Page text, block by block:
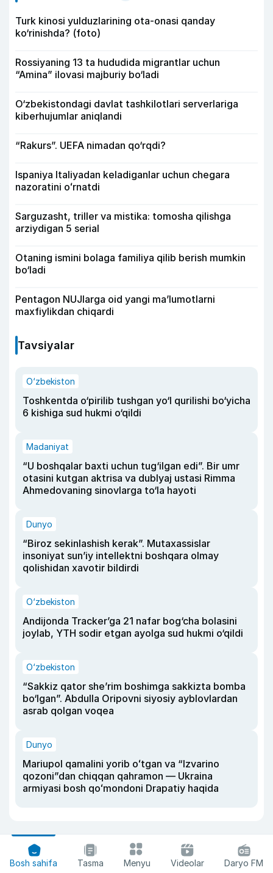
Turk kinosi yulduzlarining ota-onasi qanday
ko‘rinishda? (foto)
Rossiyaning 13 ta hududida migrantlar uchun
“Amina” ilovasi majburiy bo‘ladi
O‘zbekistondagi davlat tashkilotlari serverlariga
kiberhujumlar aniqlandi
“Rakurs”. UEFA nimadan qo‘rqdi?
Ispaniya Italiyadan keladiganlar uchun chegara
nazoratini oʻrnatdi
Sarguzasht, triller va mistika: tomosha qilishga
arziydigan 5 serial
Otaning ismini bolaga familiya qilib berish mumkin
bo‘ladi
Pentagon NUJlarga oid yangi maʼlumotlarni
maxfiylikdan chiqardi
Tavsiyalar
O‘zbekiston
Toshkentda o‘pirilib tushgan yo‘l qurilishi bo‘yicha
6 kishiga sud hukmi o‘qildi
Madaniyat
“U boshqalar baxti uchun tug‘ilgan edi”. Bir umr
otasini kutgan aktrisa va dublyaj ustasi Rimma
Ahmedovaning sinovlarga to‘la hayoti
Dunyo
“Biroz sekinlashish kerak”. Mutaxassislar
insoniyat sun’iy intellektni boshqara olmay
qolishidan xavotir bildirdi
O‘zbekiston
Andijonda Tracker’ga 21 nafar bog‘cha bolasini
joylab, YTH sodir etgan ayolga sud hukmi o‘qildi
O‘zbekiston
“Sakkiz qator she’rim boshimga sakkizta bomba
bo‘lgan”. Abdulla Oripovni siyosiy ayblovlardan
asrab qolgan voqea
Dunyo
Mariupol qamalini yorib oʻtgan va “Izvarino
qozoni”dan chiqqan qahramon — Ukraina
armiyasi bosh qoʻmondoni Drapatiy haqida
Bosh sahifa Tasma Menyu Videolar Daryo FM